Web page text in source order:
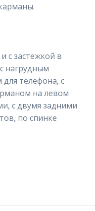
с застежкой в
нагрудным
телефона, с
на левом
с двумя задними
по спинке